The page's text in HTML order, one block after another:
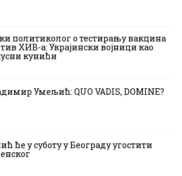
политиколог о тестирању вакцина
ХИВ-а: Украјински војници као
кунићи
Умељић: QUO VADIS, DOMINE?
ће у суботу у Београду угостити